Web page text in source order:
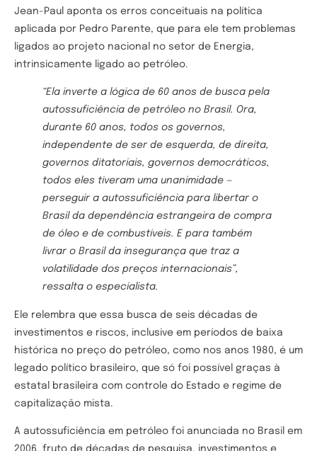
Jean-Paul aponta os erros conceituais na política
aplicada por Pedro Parente, que para ele tem problemas
ligados ao projeto nacional no setor de Energia,
intrinsicamente ligado ao petróleo.
“Ela inverte a lógica de 60 anos de busca pela
autossuficiência de petróleo no Brasil. Ora,
durante 60 anos, todos os governos,
independente de ser de esquerda, de direita,
governos ditatoriais, governos democráticos,
todos eles tiveram uma unanimidade —
perseguir a autossuficiência para libertar o
Brasil da dependência estrangeira de compra
de óleo e de combustíveis. E para também
livrar o Brasil da insegurança que traz a
volatilidade dos preços internacionais”,
ressalta o especialista.
Ele relembra que essa busca de seis décadas de
investimentos e riscos, inclusive em períodos de baixa
histórica no preço do petróleo, como nos anos 1980, é um
legado político brasileiro, que só foi possível graças à
estatal brasileira com controle do Estado e regime de
capitalização mista.
A autossuficiência em petróleo foi anunciada no Brasil em
2006, fruto de décadas de pesquisa, investimentos e